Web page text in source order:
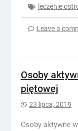
leczenie
Leave a
Osoby
piętowej
23 lipca, 2019
Osoby aktywne